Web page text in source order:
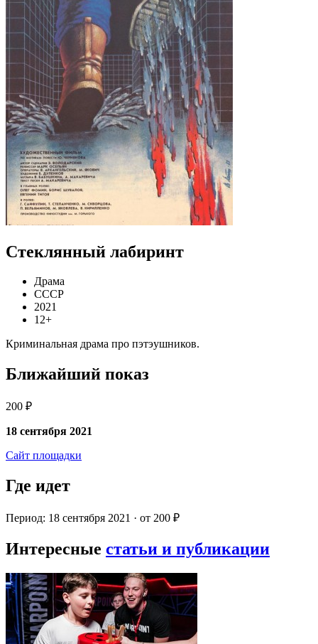
Стеклянный лабиринт
Драма
СССР
2021
12+
Криминальная драма про пэтэушников.
Ближайший показ
200 ₽
18 сентября 2021
Сайт площадки
Где идет
Период: 18 сентября 2021 · от 200 ₽
Интересные статьи и публикации